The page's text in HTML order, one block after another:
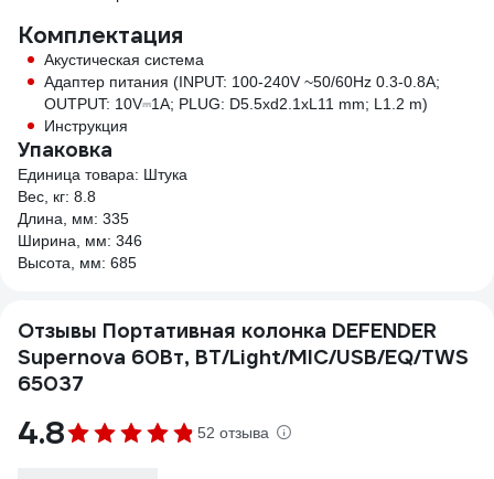
Комплектация
Акустическая система
Адаптер питания (INPUT: 100-240V ~50/60Hz 0.3-0.8A;
OUTPUT: 10V⎓1А; PLUG: D5.5хd2.1хL11 mm; L1.2 m)
Инструкция
Упаковка
Единица товара: Штука
Вес, кг: 8.8
Длина, мм: 335
Ширина, мм: 346
Высота, мм: 685
Отзывы Портативная колонка DEFENDER
Supernova 60Вт, BT/Light/MIC/USB/EQ/TWS
65037
4.8 52 отзыва